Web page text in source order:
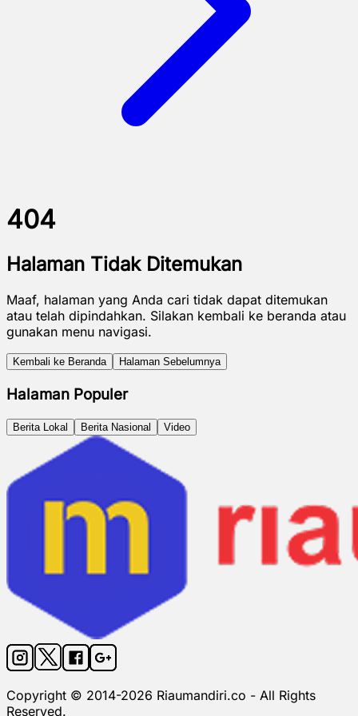
404
Halaman Tidak Ditemukan
Maaf, halaman yang Anda cari tidak dapat ditemukan
atau telah dipindahkan. Silakan kembali ke beranda atau
gunakan menu navigasi.
Kembali ke Beranda Halaman Sebelumnya
Halaman Populer
Berita Lokal Berita Nasional Video
Copyright © 2014-2026 Riaumandiri.co - All Rights
Reserved.